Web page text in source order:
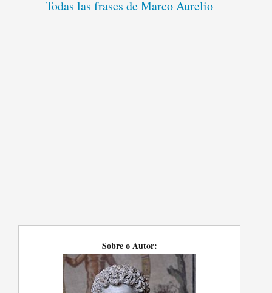
Todas las frases de Marco Aurelio
Sobre o Autor: